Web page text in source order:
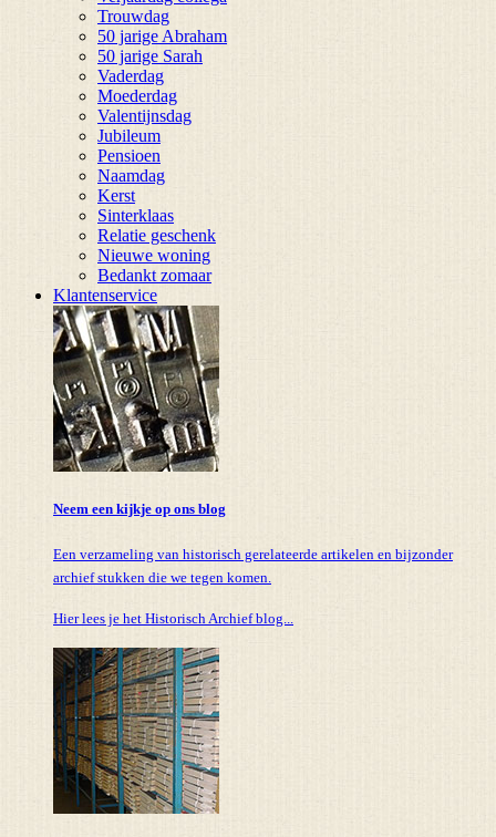
Trouwdag
50 jarige Abraham
50 jarige Sarah
Vaderdag
Moederdag
Valentijnsdag
Jubileum
Pensioen
Naamdag
Kerst
Sinterklaas
Relatie geschenk
Nieuwe woning
Bedankt zomaar
Klantenservice
Neem een kijkje op ons blog
Een verzameling van historisch gerelateerde artikelen en bijzonder
archief stukken die we tegen komen.
Hier lees je het Historisch Archief blog...